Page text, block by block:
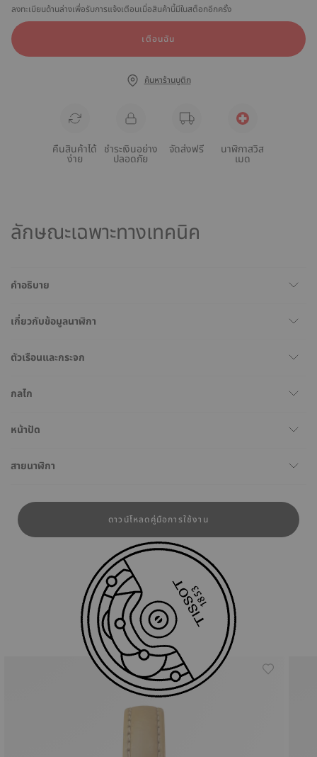
ลงทะเบียนด้านล่างเพื่อรับการแจ้งเตือนเมื่อสินค้านี้มีในสต็อกอีกครั้ง
เตือนฉัน
ค้นหาร้านบูติก
คืนสินค้าได้
ง่าย
ชำระเงินอย่าง
ปลอดภัย
จัดส่งฟรี นาฬิกาสวิส
เมด
ลักษณะเฉพาะทางเทคนิค
คำอธิบาย
เกี่ยวกับข้อมูลนาฬิกา
ตัวเรือนและกระจก
กลไก
หน้าปัด
สายนาฬิกา
ดาวน์โหลดคู่มือการใช้งาน
สินค้าที่คล้ายกัน